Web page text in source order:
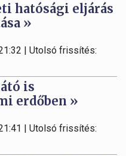
hatósági eljárás
»
| Utolsó frissítés:
is
erdőben »
| Utolsó frissítés: